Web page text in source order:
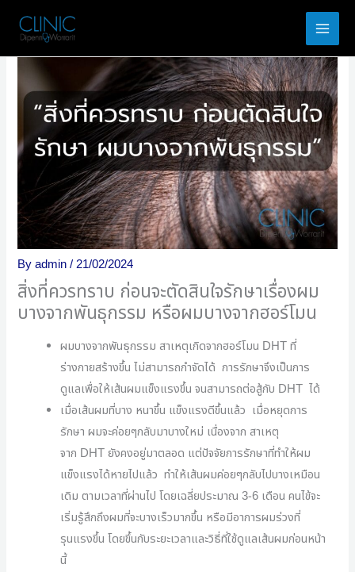
content
Byadmin/21/02/2024
สิ่งที่ควรทราบ ก่อนจะตัดสินใจรักษาเรื่องผม
บางจากพันธุกรรม หรือผมบางจากฮอร์โมน
ผมบางจากพันธุกรรม สาเหตุเกิดจากฮอร์โมน DHTที่
ร่างกายสร้างขึ้น ไม่สามารถกำจัดได้ การรักษาจึงเป็นการ
ดูแลเพื่อให้เส้นผมแข็งแรงขึ้น จนสามารถต่อสู้กับ DHTได้
เมื่อเส้นผมที่บาง หนาขึ้น แข็งแรงดีขึ้นแล้ว เมื่อหยุดการ
รักษา ผมจะค่อยๆกลับมาบางใหม่ เนื่องจาก สาเหตุ
จาก DHTยังคงอยู่มาตลอด แต่ปัจจัยการรักษาที่ทำให้ผม
แข็งแรงได้หายไปแล้ว ทำให้เส้นผมค่อยๆกลับไปบางเหมือน
เดิม ตามเวลาที่ผ่านไป โดยเฉลี่ยประมาณ 3-6 เดือน คนไข้จะ
เริ่มรู้สึกถึงผมที่จะบางเร็วมากขึ้น หรือมีอาการผมร่วงที่
รุนแรงขึ้น โดยขึ้นกับระยะเวลาและวิธี่ที่ใช้ดูแลเส้นผมก่อนหน้า
นี้